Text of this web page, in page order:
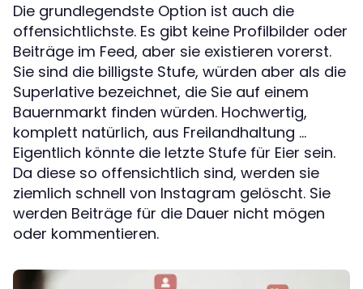
Die grundlegendste Option ist auch die
offensichtlichste. Es gibt keine Profilbilder oder
Beiträge im Feed, aber sie existieren vorerst.
Sie sind die billigste Stufe, würden aber als die
Superlative bezeichnet, die Sie auf einem
Bauernmarkt finden würden. Hochwertig,
komplett natürlich, aus Freilandhaltung …
Eigentlich könnte die letzte Stufe für Eier sein.
Da diese so offensichtlich sind, werden sie
ziemlich schnell von Instagram gelöscht. Sie
werden Beiträge für die Dauer nicht mögen
oder kommentieren.